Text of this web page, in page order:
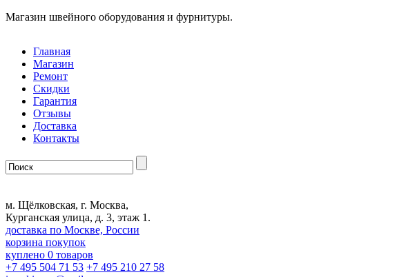
Магазин швейного оборудования и фурнитуры.
Главная
Магазин
Ремонт
Скидки
Гарантия
Отзывы
Доставка
Контакты
м. Щёлковская, г. Москва,
Курганская улица, д. 3, этаж 1.
доставка по Москве, России
корзина покупок
куплено 0 товаров
+7 495 504 71 53 +7 495 210 27 58